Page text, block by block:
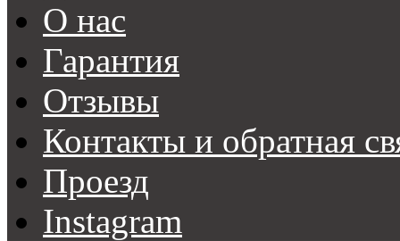
О нас
Гарантия
Отзывы
Контакты и обратная
Проезд
Instagram